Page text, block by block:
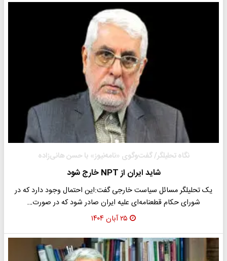
نگاه تحلیلگر/ گفت‌وگوی «نامه‌نیوز» با حسن هانی‌زاده
شاید ایران از NPT خارج شود
یک تحلیلگر مسائل سیاست خارجی گفت:این احتمال وجود دارد که در
شورای حکام قطعنامه‌ای علیه ایران صادر شود که در صورت…
۲۵ آبان ۱۴۰۴